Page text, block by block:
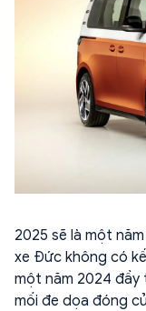
2025 sẽ là một
xe Đức không có
một năm 2024
mối đe dọa đóng